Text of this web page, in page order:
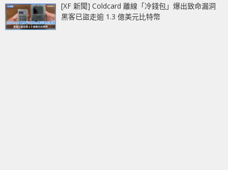
[XF 新聞] Coldcard 離線「冷錢包」爆出致命漏洞
黑客已盜走逾 1.3 億美元比特幣